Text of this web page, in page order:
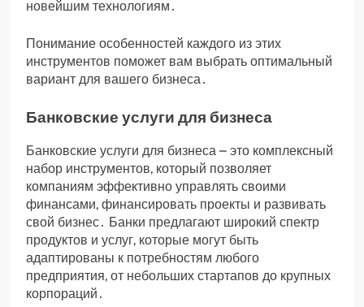
новейшим технологиям․
Понимание особенностей каждого из этих
инструментов поможет вам выбрать оптимальный
вариант для вашего бизнеса․
Банковские услуги для бизнеса
Банковские услуги для бизнеса – это комплексный
набор инструментов, который позволяет
компаниям эффективно управлять своими
финансами, финансировать проекты и развивать
свой бизнес․ Банки предлагают широкий спектр
продуктов и услуг, которые могут быть
адаптированы к потребностям любого
предприятия, от небольших стартапов до крупных
корпораций․